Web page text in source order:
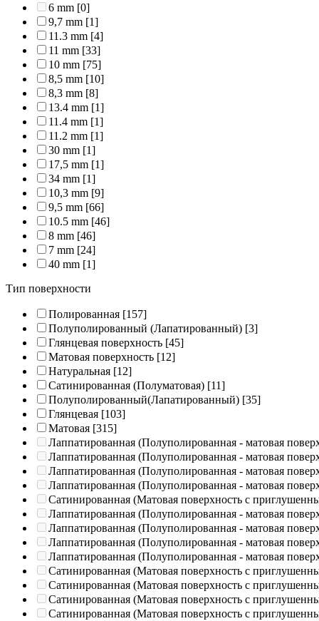
6 mm [0]
9,7 mm [1]
11.3 mm [4]
11 mm [33]
10 mm [75]
8,5 mm [10]
8,3 mm [8]
13.4 mm [1]
11.4 mm [1]
11.2 mm [1]
30 mm [1]
17,5 mm [1]
34 mm [1]
10,3 mm [9]
9,5 mm [66]
10.5 mm [46]
8 mm [46]
7 mm [24]
40 mm [1]
Тип поверхности
Полированная [157]
Полуполированный (Лапатированный) [3]
Глянцевая поверхность [45]
Матовая поверхность [12]
Натуральная [12]
Сатинированная (Полуматовая) [11]
Полуполированный(Лапатированный) [35]
Глянцевая [103]
Матовая [315]
Лаппатированная (Полуполированная - матовая
Лаппатированная (Полуполированная - матовая
Лаппатированная (Полуполированная - матовая
Лаппатированная (Полуполированная - матовая
Сатинированная (Матовая поверхность с
Лаппатированная (Полуполированная - матовая
Лаппатированная (Полуполированная - матовая
Лаппатированная (Полуполированная - матовая
Лаппатированная (Полуполированная - матовая
Сатинированная (Матовая поверхность с
Сатинированная (Матовая поверхность с
Сатинированная (Матовая поверхность с
Сатинированная (Матовая поверхность с